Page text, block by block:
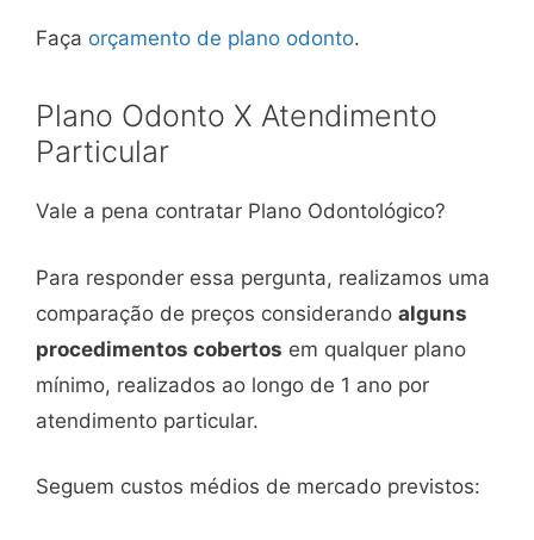
Faça orçamento de plano odonto.
Plano Odonto X Atendimento
Particular
Vale a pena contratar Plano Odontológico?
Para responder essa pergunta, realizamos uma
comparação de preços considerando alguns
procedimentos cobertos em qualquer plano
mínimo, realizados ao longo de 1 ano por
atendimento particular.
Seguem custos médios de mercado previstos: